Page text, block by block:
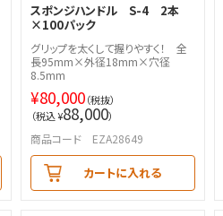
スポンジハンドル S-4 2本
×100パック
グリップを太くして握りやすく！ 全
長95mm×外径18mm×穴径
8.5mm
¥80,000（税抜）
（税込 ¥88,000）
商品コード EZA28649
カートに入れる